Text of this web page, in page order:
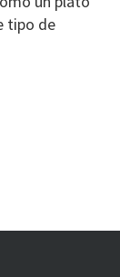
tipo de